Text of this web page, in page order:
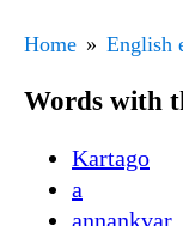
Home English
Words with
Kartago
a
annankvar